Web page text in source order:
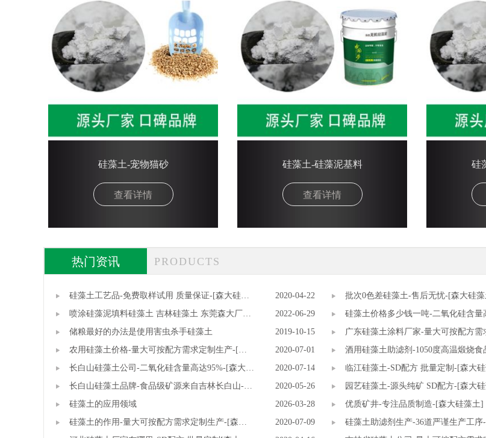
硅藻土-宠物猫砂
查看详情
硅藻土-硅藻泥基料
查看详情
硅
热门资讯 PRODUCTS
硅藻土工艺品-免费取样试用 质量保证-[森大硅藻
土]
2020-04-22 批次0色差硅藻土-售后无忧-[森大硅
喷涂硅藻泥填料硅藻土 吉林硅藻土 东莞森大厂家
直销
2022-06-29
硅藻土价格多少钱一吨-二氧化硅含量
大硅藻土]
储粮最好的办法是使用害虫杀手硅藻土
2019-10-15
广东硅藻土涂料厂家-量大可按配方需
[森大硅藻土]
农用硅藻土价格-量大可按配方需求定制生产-[森
大硅藻土]
2020-07-01
酒用硅藻土助滤剂-1050度高温煅烧食
[森大硅藻土]
长白山硅藻土公司-二氧化硅含量高达95%-[森大硅
藻土]
2020-07-14 临江硅藻土-SD配方 批量定制-[森大
长白山硅藻土品牌-食品级矿源来自吉林长白山-
[森大硅藻土]
2020-05-26 园艺硅藻土-源头纯矿 SD配方-[森大
硅藻土的应用领域
2026-03-28 优质矿井-专注品质制造-[森大硅藻土]
硅藻土的作用-量大可按配方需求定制生产-[森大
2020-07-09
硅藻土助滤剂生产-36道严谨生产工序-